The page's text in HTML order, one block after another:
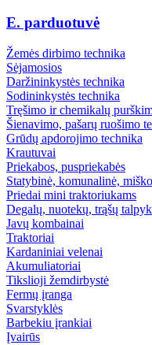
E. parduotuvė
Žemės dirbimo technika
Sėjamosios
Daržininkystės technika
Sodininkystės technika
Tręšimo ir chemikalų
Šienavimo, pašarų ruošimo
Grūdų apdorojimo technika
Krautuvai
Priekabos, puspriekabės
Statybinė, komunalinė,
Priedai mini traktoriukams
Degalų, nuotekų, trąšų
Javų kombainai
Traktoriai
Kardaniniai velenai
Akumuliatoriai
Tikslioji žemdirbystė
Fermų įranga
Svarstyklės
Barbekiu įrankiai
Įvairūs